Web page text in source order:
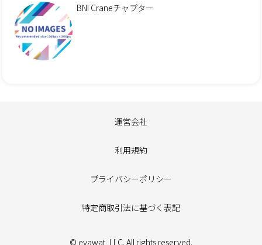
BNI Craneチャプター
運営会社
利用規約
プライバシーポリシー
特定商取引法に基づく表記
© evawat, LLC. All rights reserved.